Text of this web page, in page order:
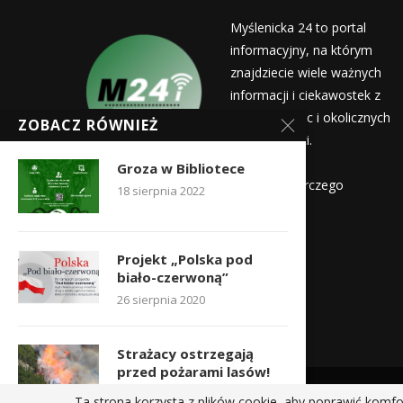
Myślenicka 24 to portal
informacyjny, na którym
znajdziecie wiele ważnych
informacji i ciekawostek z
życia Myślenic i okolicznych
miejscowości.
Wydawca:
Myślenicka Agencja Rozwoju Gospodarczego
redakcja@myslenicka24.pl
ZOBACZ RÓWNIEŻ
Groza w Bibliotece
18 sierpnia 2022
Projekt „Polska pod
biało-czerwoną”
26 sierpnia 2020
Strażacy ostrzegają
przed pożarami lasów!
21 kwietnia 2020